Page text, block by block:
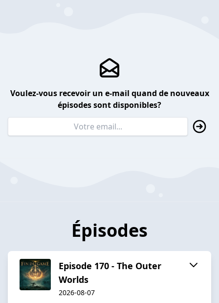
Voulez-vous recevoir un e-mail quand de nouveaux
épisodes sont disponibles?
Épisodes
Episode 170 - The Outer
Worlds
2026-08-07